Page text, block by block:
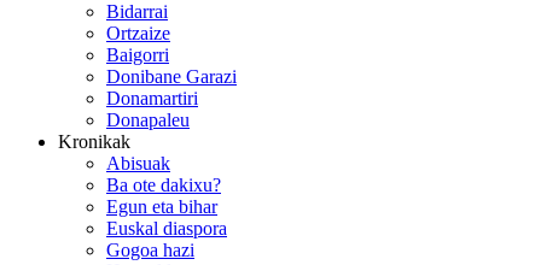
Bidarrai
Ortzaize
Baigorri
Donibane Garazi
Donamartiri
Donapaleu
Kronikak
Abisuak
Ba ote dakixu?
Egun eta bihar
Euskal diaspora
Gogoa hazi